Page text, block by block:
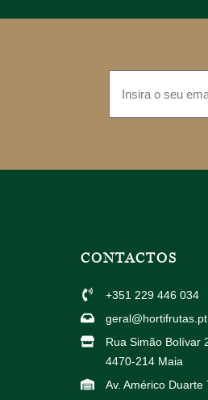
CONTACTOS
+351 229 446 034
geral@hortifrutas.pt
Rua Simão Bolívar
4470-214 Maia
Av. Américo Duarte